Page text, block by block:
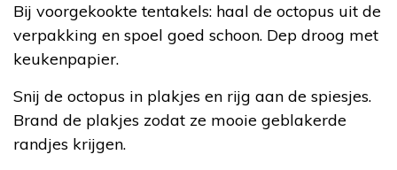
Bij voorgekookte tentakels: haal de octopus uit de
verpakking en spoel goed schoon. Dep droog met
keukenpapier.
Snij de octopus in plakjes en rijg aan de spiesjes.
Brand de plakjes zodat ze mooie geblakerde
randjes krijgen.